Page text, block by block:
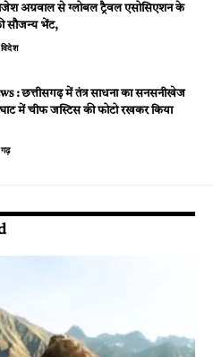
राजेश अग्रवाल से ग्लोबल ट्रैवल एसोसिएशन के
सौजन्य भेंट,
: छत्तीसगढ़ में तंत्र साधना का सनसनीखेज
में चीफ जस्टिस की फोटो रखकर किया